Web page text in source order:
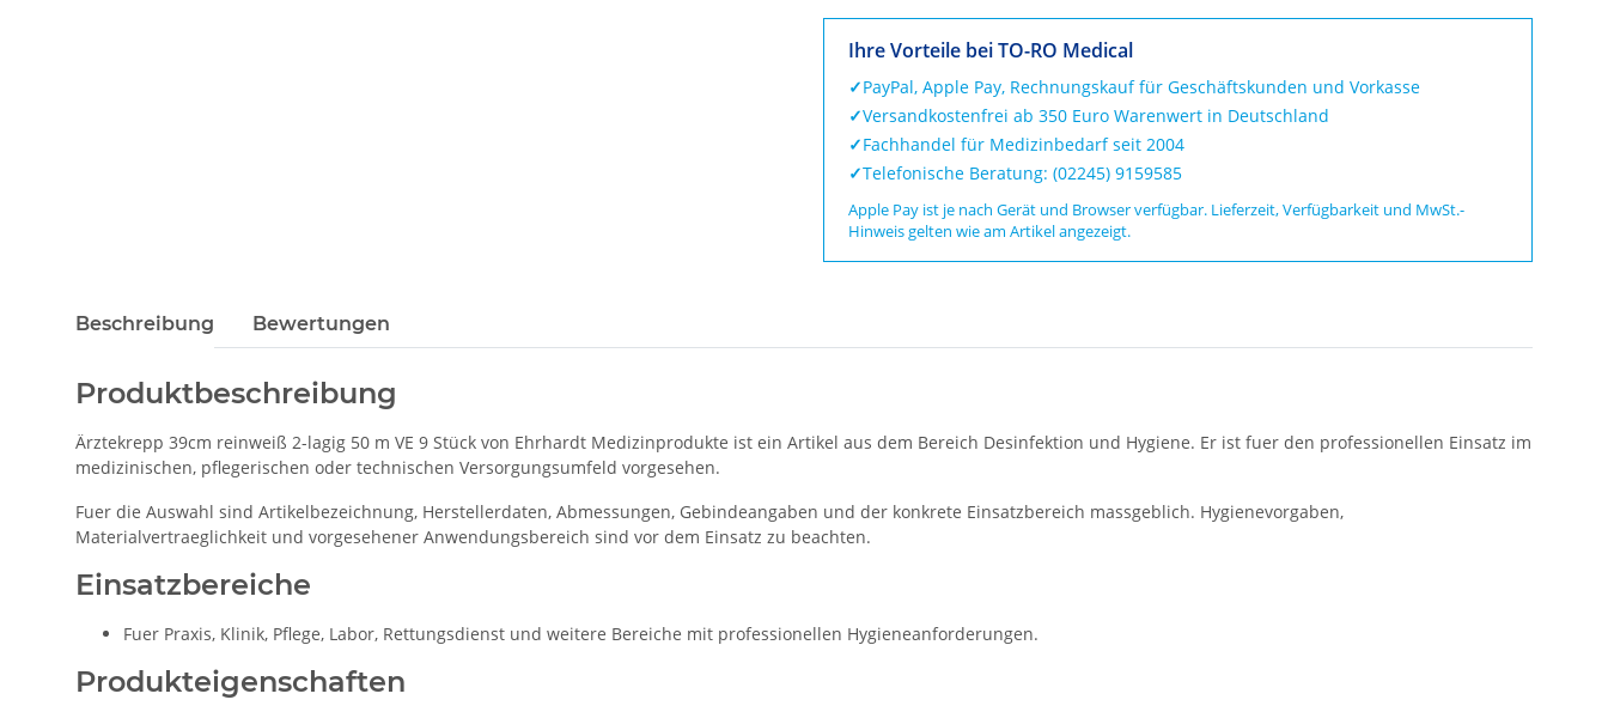
Ihre Vorteile bei TO-RO Medical
✓PayPal, Apple Pay, Rechnungskauf für Geschäftskunden und Vorkasse
✓Versandkostenfrei ab 350 Euro Warenwert in Deutschland
✓Fachhandel für Medizinbedarf seit 2004
✓Telefonische Beratung: (02245) 9159585
Apple Pay ist je nach Gerät und Browser verfügbar. Lieferzeit, Verfügbarkeit und MwSt.-
Hinweis gelten wie am Artikel angezeigt.
Beschreibung Bewertungen
Produktbeschreibung
Ärztekrepp 39cm reinweiß 2-lagig 50 m VE 9 Stück von Ehrhardt Medizinprodukte ist ein Artikel aus dem Bereich Desinfektion und Hygiene. Er ist fuer den professionellen Einsatz im
medizinischen, pflegerischen oder technischen Versorgungsumfeld vorgesehen.
Fuer die Auswahl sind Artikelbezeichnung, Herstellerdaten, Abmessungen, Gebindeangaben und der konkrete Einsatzbereich massgeblich. Hygienevorgaben,
Materialvertraeglichkeit und vorgesehener Anwendungsbereich sind vor dem Einsatz zu beachten.
Einsatzbereiche
Fuer Praxis, Klinik, Pflege, Labor, Rettungsdienst und weitere Bereiche mit professionellen Hygieneanforderungen.
Produkteigenschaften